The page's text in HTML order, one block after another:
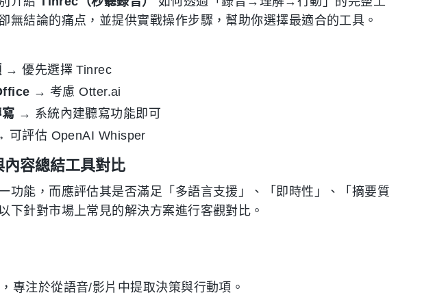
無結論的痛点，並提供實戰操作步驟，幫助你選擇最適合的工具。
→ 優先選擇 Tinrec
→ 考慮 Otter.ai
→ 系統內建聽寫功能即可
可評估 OpenAI Whisper
容總結工具對比
功能，而應評估其是否滿足「多語言支援」、「即時性」、「摘要質
下針對市場上常見的解決方案進行客觀對比。
專注於從語音/影片中提取決策與行動項。